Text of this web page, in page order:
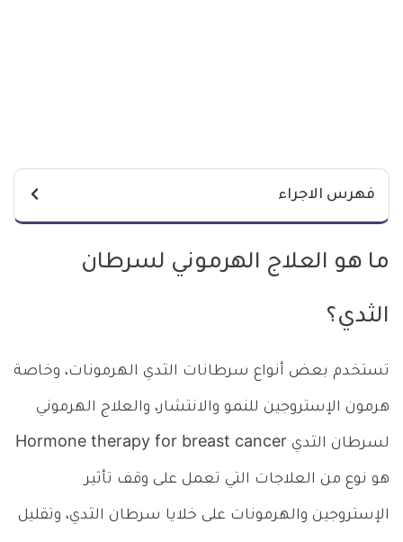
فهرس الاجراء
ما هو العلاج الهرموني لسرطان
الثدي؟
تستخدم بعض أنواع سرطانات الثدي الهرمونات، وخاصة
هرمون الإستروجين للنمو والانتشار، والعلاج الهرموني
لسرطان الثدي Hormone therapy for breast cancer
هو نوع من العلاجات التي تعمل على وقف تأثير
الإستروجين والهرمونات على خلايا سرطان الثدي، وتقليل